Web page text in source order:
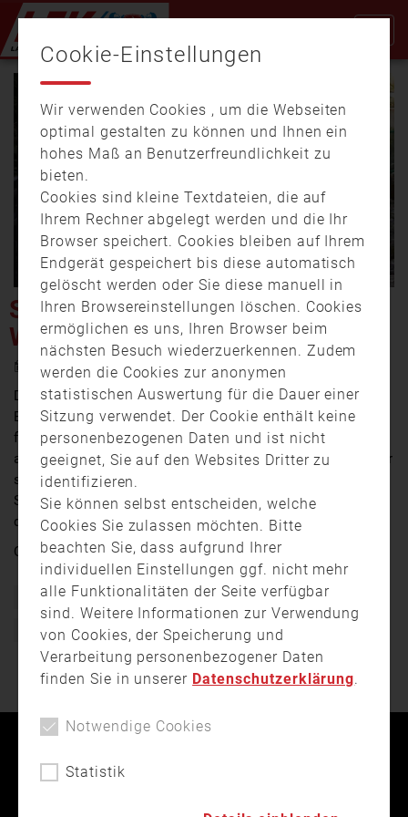
Video
STURMTIEF „YLENIA“
WIRBELT OBERFRANKEN AUF
17. Februar 2022 21:21
Das Orkantief „Ylenia“ ruft deutschlandweit etliche
Einsatzkräfte auf den Plan. Der Sturm wirbelte seit den
frühen Morgenstunden des Donnerstags (17. Februar)
auch in Oberfranken viele Landkreise und Städte auf. Er
sorgte vor allem für umgestürzte Bäume, versperrte
Straßen und Stromausfälle. Die Feuerwehren waren
deshalb vielerorts im Dauereinsatz.
Quelle:TV Oberfranken
Bayern Einsatz Feuerwehr Freiwillige Feuerwehr
Unwetter
Cookie-Einstellungen
Wir verwenden Cookies , um die Webseiten
optimal gestalten zu können und Ihnen ein
hohes Maß an Benutzerfreundlichkeit zu
bieten.
Cookies sind kleine Textdateien, die auf
Ihrem Rechner abgelegt werden und die Ihr
Browser speichert. Cookies bleiben auf Ihrem
Endgerät gespeichert bis diese automatisch
gelöscht werden oder Sie diese manuell in
Ihren Browsereinstellungen löschen. Cookies
ermöglichen es uns, Ihren Browser beim
nächsten Besuch wiederzuerkennen. Zudem
werden die Cookies zur anonymen
statistischen Auswertung für die Dauer einer
Sitzung verwendet. Der Cookie enthält keine
personenbezogenen Daten und ist nicht
geeignet, Sie auf den Websites Dritter zu
identifizieren.
Sie können selbst entscheiden, welche
Cookies Sie zulassen möchten. Bitte
beachten Sie, dass aufgrund Ihrer
individuellen Einstellungen ggf. nicht mehr
alle Funktionalitäten der Seite verfügbar
sind. Weitere Informationen zur Verwendung
von Cookies, der Speicherung und
Verarbeitung personenbezogener Daten
finden Sie in unserer Datenschutzerklärung.
Notwendige Cookies
Statistik